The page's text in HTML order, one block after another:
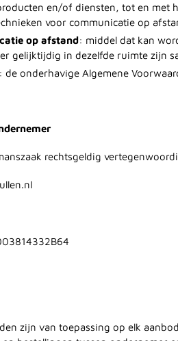
en/of diensten, tot en met
voor communicatie op
op afstand: middel dat kan
gelijktijdig in dezelfde ruimte zijn
: de onderhavige Algemene
rechtsgeldig
zijn van toepassing op elk